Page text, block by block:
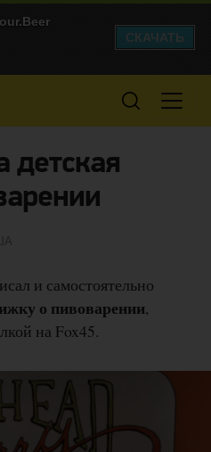
и самостоятельно
о пивоварении,
на Fox45.
СКАЧАТЬ